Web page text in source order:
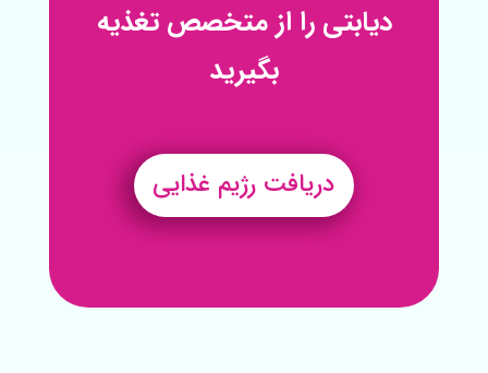
دیابتی را از متخصص تغذیه
بگیرید
دریافت رژیم غذایی